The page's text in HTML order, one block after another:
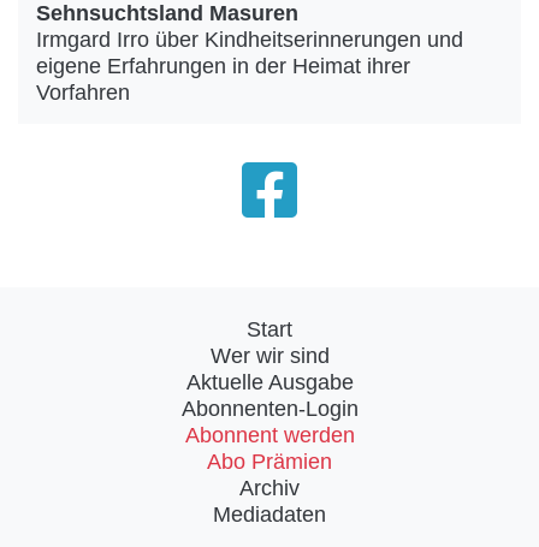
Sehnsuchtsland Masuren
Irmgard Irro über Kindheitserinnerungen und
eigene Erfahrungen in der Heimat ihrer
Vorfahren
Start
Wer wir sind
Aktuelle Ausgabe
Abonnenten-Login
Abonnent werden
Abo Prämien
Archiv
Mediadaten